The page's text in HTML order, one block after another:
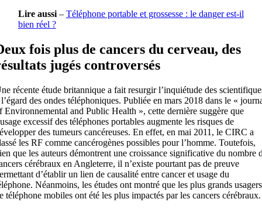
Lire aussi– Téléphone portable et grossesse : le danger est-il
bien réel ?
fois plus de cancers du cerveau, des
jugés controversés
récente étude britannique a fait resurgir l’inquiétude des
des ondes téléphoniques. Publiée en mars 2018 dans le «
Environnemental and Public Health », cette dernière suggère que
excessif des téléphones portables augmente les risques de
des tumeurs cancéreuses. En effet, en mai 2011, le CIRC a
les RF comme cancérogènes possibles pour l’homme. Toutefois,
que les auteurs démontrent une croissance significative du nombre
cérébraux en Angleterre, il n’existe pourtant pas de preuve
d’établir un lien de causalité entre cancer et usage du
Néanmoins, les études ont montré que les plus grands usagers
téléphone mobiles ont été les plus impactés par les cancers cérébraux.